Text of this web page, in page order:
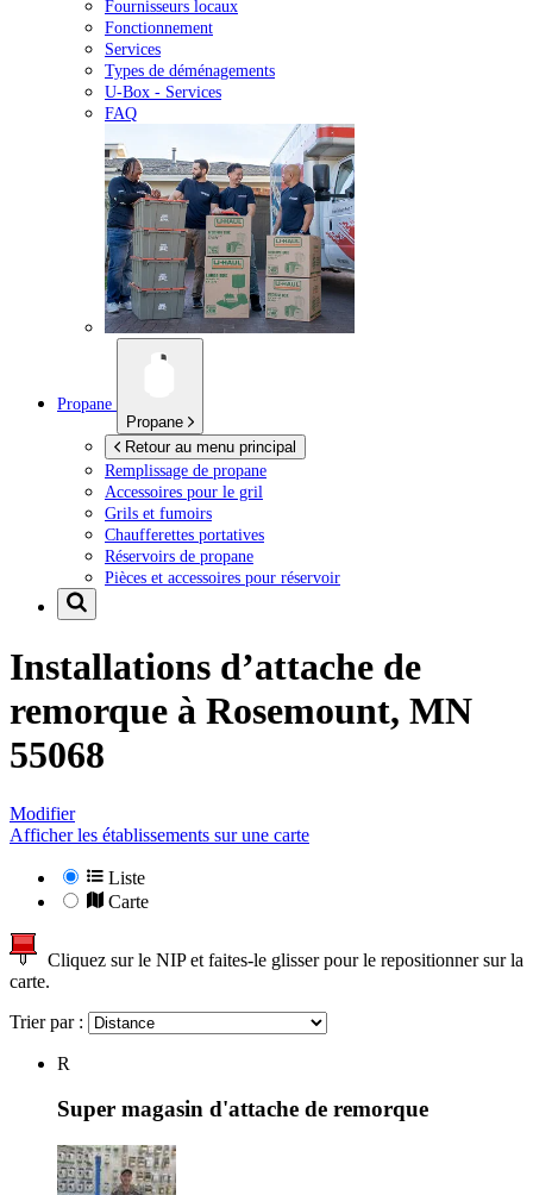
Fournisseurs locaux
Fonctionnement
Services
Types de déménagements
U-Box - Services
FAQ
Propane
Propane
Retour au menu principal
Remplissage de propane
Accessoires pour le gril
Grils et fumoirs
Chaufferettes portatives
Réservoirs de propane
Pièces et accessoires pour réservoir
Installations d’attache de
remorque à Rosemount, MN
55068
Modifier
Afficher les établissements sur une carte
Liste
Carte
Cliquez sur le NIP et faites-le glisser pour le repositionner sur la
carte.
Trier par :
R
Super magasin d'attache de remorque